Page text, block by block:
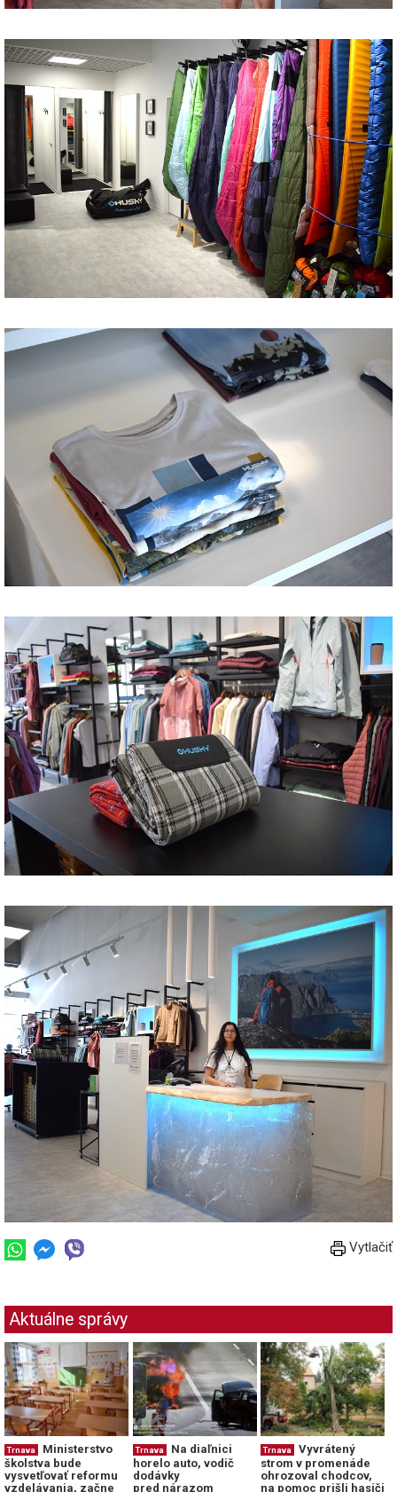
Vytlačiť
Aktuálne správy
Trnava
Ministerstvo
školstva bude
vysvetľovať reformu
vzdelávania, začne
Trnava
Na diaľnici
horelo auto, vodič
dodávky
pred nárazom
Trnava
Vyvrátený
strom v promenáde
ohrozoval chodcov,
na pomoc prišli hasiči